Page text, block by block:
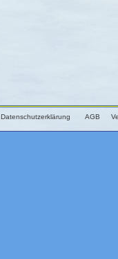
Datenschutzerklärung AGB